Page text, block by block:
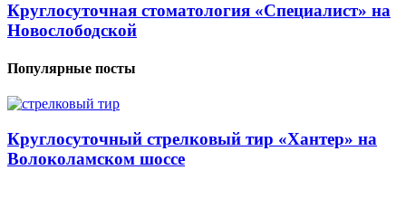
Круглосуточная стоматология «Специалист» на
Новослободской
Популярные посты
Круглосуточный стрелковый тир «Хантер» на
Волоколамском шоссе